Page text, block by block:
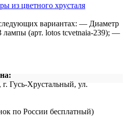
из цветного хрусталя
вариантах: — Диаметр
(арт. lotos tcvetnaia-239); —
Гусь-Хрустальный, ул.
по России бесплатный)